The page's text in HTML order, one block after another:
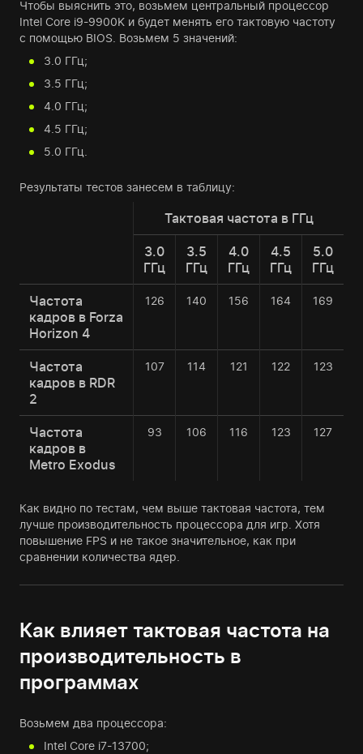
Чтобы выяснить это, возьмем центральный процессор
Intel Core i9-9900K и будет менять его тактовую частоту
с помощью BIOS. Возьмем 5 значений:
3.0 ГГц;
3.5 ГГц;
4.0 ГГц;
4.5 ГГц;
5.0 ГГц.
Результаты тестов занесем в таблицу:
Тактовая частота в ГГц
3.0
ГГц
3.5
ГГц
4.0
ГГц
4.5
ГГц
5.0
ГГц
Частота
кадров в Forza
Horizon 4
126 140 156 164 169
Частота
кадров в RDR
2
107 114 121 122 123
Частота
кадров в
Metro Exodus
93 106 116 123 127
Как видно по тестам, чем выше тактовая частота, тем
лучше производительность процессора для игр. Хотя
повышение FPS и не такое значительное, как при
сравнении количества ядер.
Как влияет тактовая частота на
производительность в
программах
Возьмем два процессора:
Intel Core i7-13700;